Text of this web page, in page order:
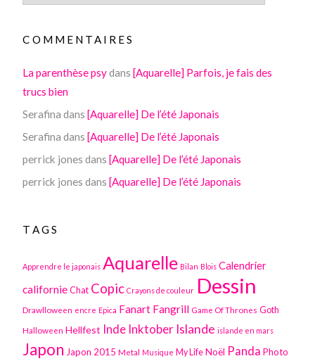
COMMENTAIRES
La parenthèse psydans[Aquarelle] Parfois, je fais des
trucs bien
Serafina dans[Aquarelle] De l’été Japonais
Serafina dans[Aquarelle] De l’été Japonais
perrick jones dans[Aquarelle] De l’été Japonais
perrick jones dans[Aquarelle] De l’été Japonais
TAGS
Apprendre le japonais Aquarelle Bilan Blois Calendrier
californie Chat Copic Crayons de couleur Dessin
Drawlloween encre Epica Fanart Fangrill Game Of Thrones Goth
Halloween Hellfest Inde Inktober Islande islande en mars
Japon Japon 2015 Metal Musique My Life Noël Panda Photo